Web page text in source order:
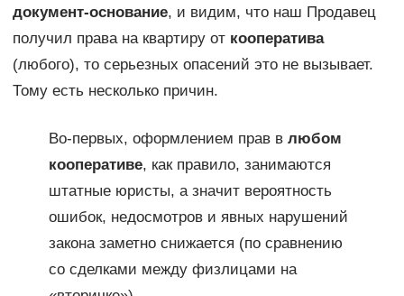
документ-основание, и видим, что наш Продавец
получил права на квартиру от кооператива
(любого), то серьезных опасений это не вызывает.
Тому есть несколько причин.
Во-первых, оформлением прав в любом
кооперативе, как правило, занимаются
штатные юристы, а значит вероятность
ошибок, недосмотров и явных нарушений
закона заметно снижается (по сравнению
со сделками между физлицами на